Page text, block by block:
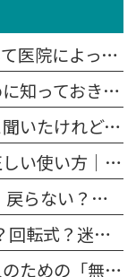
「同じセラミックなのに、どうして医院によって値段が違うの？」
セラミック治療で後悔しないために知っておきたい5つの注意点
「歯周病と認知症に関係があると聞いたけれど、本当？」
マウスウォッシュ（洗口液）の正しい使い方｜歯磨きの前？後？効果を高めるポイント
歯の黄ばみは歯磨きだけで戻る？ 戻らない？原因別に解説します
たらこれを見てください。
【歯医者が解説】歯医者が怖い人のための「無痛治療」の裏側｜麻酔の痛みを抑える4つの工夫